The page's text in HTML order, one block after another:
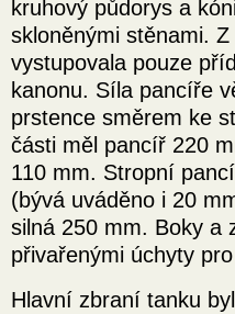
kruhový půdorys a
skloněnými stěnami.
vystupovala pouze
kanonu. Síla pancíře
prstence směrem ke
části měl pancíř 220
110 mm. Stropní
(bývá uváděno i 20
silná 250 mm. Boky a
přivařenými úchyty
Hlavní zbraní tanku